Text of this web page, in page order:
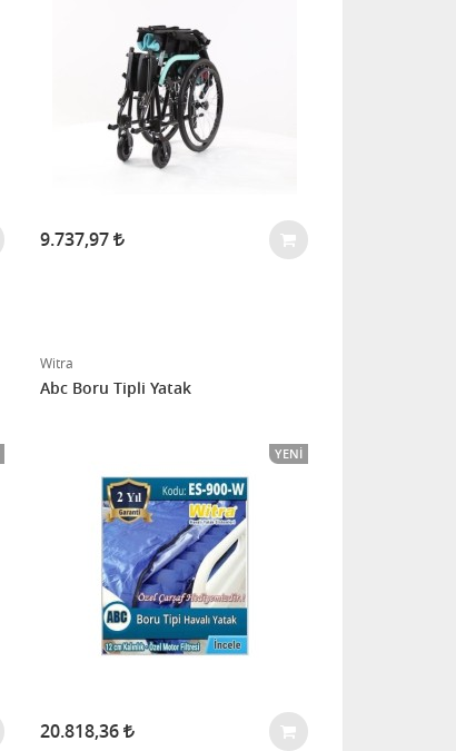
9.737,97
Witra
Abc Boru Tipli Yatak
YENI
20.818,36